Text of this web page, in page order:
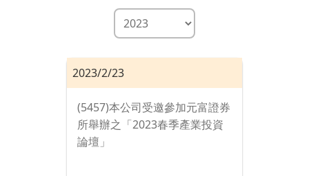
2023/2/23
(5457)本公司受邀參加元富證券
所舉辦之「2023春季產業投資
論壇」